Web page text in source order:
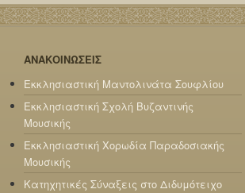
ΑΝΑΚΟΙΝΩΣΕΙΣ
Εκκλησιαστική Μαντολινάτα Σουφλίου
Εκκλησιαστική Σχολή Βυζαντινής
Μουσικής
Εκκλησιαστική Χορωδία Παραδοσιακής
Μουσικής
Κατηχητικές Σύναξεις στο Διδυμότειχο